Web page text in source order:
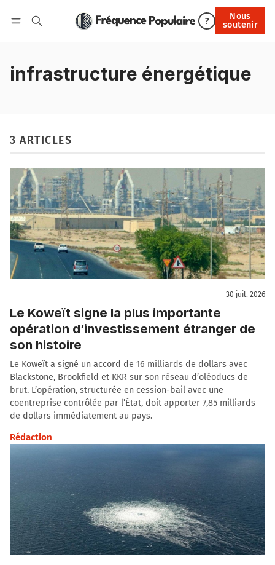
?
Nous
soutenir
Nous soutenir
infrastructure énergétique
3 ARTICLES
30 juil. 2026
Le Koweït signe la plus importante
opération d’investissement étranger de
son histoire
Le Koweït a signé un accord de 16 milliards de dollars avec
Blackstone, Brookfield et KKR sur son réseau d’oléoducs de
brut. L’opération, structurée en cession-bail avec une
coentreprise contrôlée par l’État, doit apporter 7,85 milliards
de dollars immédiatement au pays.
Rédaction